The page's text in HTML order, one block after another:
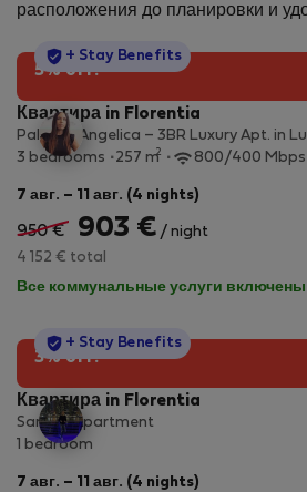
расположения до планировки и
5% off!
StayProtection
+ Stay Benefits
Квартира in Florentia
Palazzo Angelica – 3BR Luxury Apt. in
3 bedrooms
257 m2 800/400 Mbps
7 авг. – 11 авг. (4 nights)
950 € 903 € / night
4 152 € total
Все коммунальные услуги включены
3% off!
StayProtection
+ Stay Benefits
Квартира in Florentia
Sandra Apartment
1 bedroom
7 авг. – 11 авг. (4 nights)